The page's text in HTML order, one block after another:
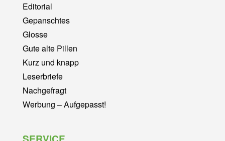
Editorial
Gepanschtes
Glosse
Gute alte Pillen
Kurz und knapp
Leserbriefe
Nachgefragt
Werbung – Aufgepasst!